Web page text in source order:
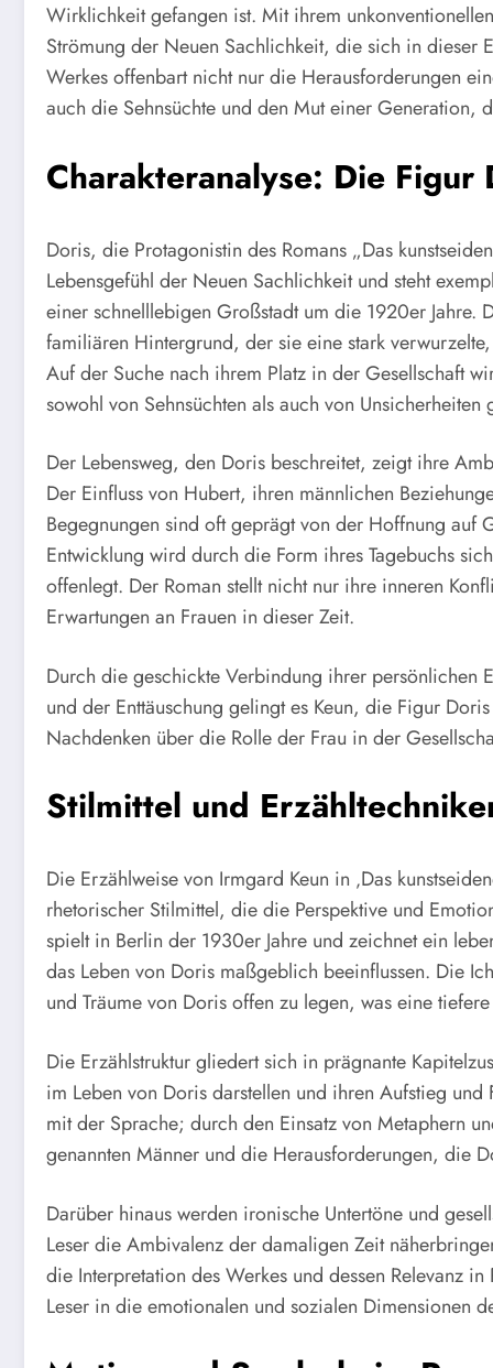
Wirklichkeit gefangen ist. Mit ihrem
Strömung der Neuen Sachlichkeit, die sich in dieser
Werkes offenbart nicht nur die Herausforderungen
auch die Sehnsüchte und den Mut einer Generation,
Charakteranalyse: Die Figur
Doris, die Protagonistin des Romans „Das
Lebensgefühl der Neuen Sachlichkeit und steht
einer schnelllebigen Großstadt um die 1920er
familiären Hintergrund, der sie eine stark
Auf der Suche nach ihrem Platz in der Gesellschaft
sowohl von Sehnsüchten als auch von Unsicherheiten
Der Lebensweg, den Doris beschreitet, zeigt ihre
Der Einfluss von Hubert, ihren männlichen
Begegnungen sind oft geprägt von der Hoffnung
Entwicklung wird durch die Form ihres Tagebuchs
offenlegt. Der Roman stellt nicht nur ihre inneren
Erwartungen an Frauen in dieser Zeit.
Durch die geschickte Verbindung ihrer persönlichen
und der Enttäuschung gelingt es Keun, die Figur
Nachdenken über die Rolle der Frau in der
Stilmittel und
Die Erzählweise von Irmgard Keun in ‚Das
rhetorischer Stilmittel, die die Perspektive und
spielt in Berlin der 1930er Jahre und zeichnet ein
das Leben von Doris maßgeblich beeinflussen. Die
und Träume von Doris offen zu legen, was eine
Die Erzählstruktur gliedert sich in prägnante
im Leben von Doris darstellen und ihren Aufstieg
mit der Sprache; durch den Einsatz von Metaphern
genannten Männer und die Herausforderungen, die
Darüber hinaus werden ironische Untertöne und
Leser die Ambivalenz der damaligen Zeit
die Interpretation des Werkes und dessen Relevanz
Leser in die emotionalen und sozialen Dimensionen